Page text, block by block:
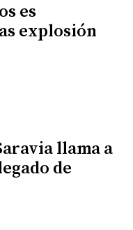
es
explosión
llama a
de